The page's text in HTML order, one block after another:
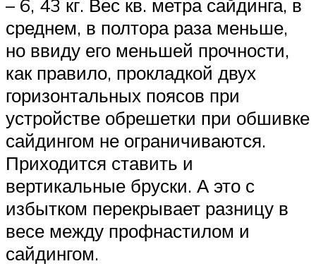
– 6, 43 кг. Вес кв. метра сайдинга, в
среднем, в полтора раза меньше,
но ввиду его меньшей прочности,
как правило, прокладкой двух
горизонтальных поясов при
устройстве обрешетки при обшивке
сайдингом не ограничиваются.
Приходится ставить и
вертикальные бруски. А это с
избытком перекрывает разницу в
весе между профнастилом и
сайдингом.